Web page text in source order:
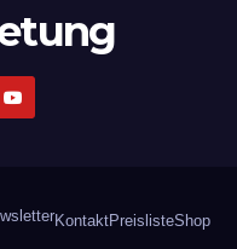
KontaktPreislisteShop